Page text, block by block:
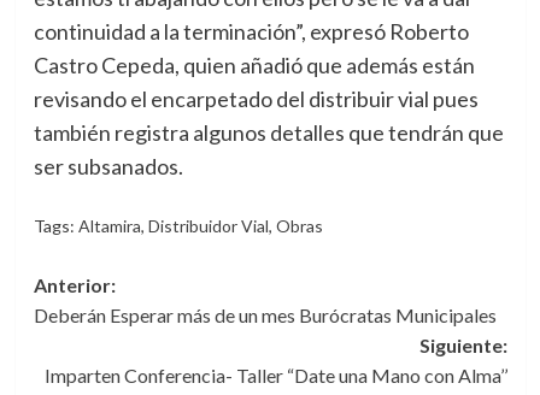
continuidad a la terminación”, expresó Roberto
Castro Cepeda, quien añadió que además están
revisando el encarpetado del distribuir vial pues
también registra algunos detalles que tendrán que
ser subsanados.
Tags: Altamira, Distribuidor Vial, Obras
Navegación
de
entradas
Anterior:
Deberán Esperar más de un mes Burócratas Municipales
Siguiente:
Imparten Conferencia- Taller “Date una Mano con Alma’’